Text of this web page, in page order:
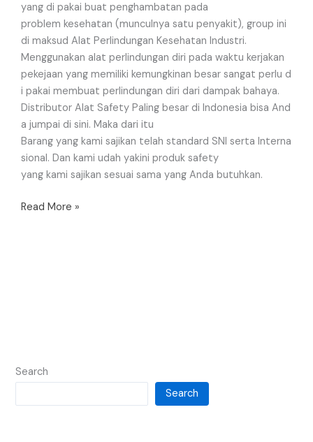
yang di pakai buat penghambatan pada
problem kesehatan (munculnya satu penyakit), group ini
di maksud Alat Perlindungan Kesehatan Industri.
Menggunakan alat perlindungan diri pada waktu kerjakan
pekejaan yang memiliki kemungkinan besar sangat perlu d
i pakai membuat perlindungan diri dari dampak bahaya.
Distributor Alat Safety Paling besar di Indonesia bisa And
a jumpai di sini. Maka dari itu
Barang yang kami sajikan telah standard SNI serta Interna
sional. Dan kami udah yakini produk safety
yang kami sajikan sesuai sama yang Anda butuhkan.
Read More »
Search
Search